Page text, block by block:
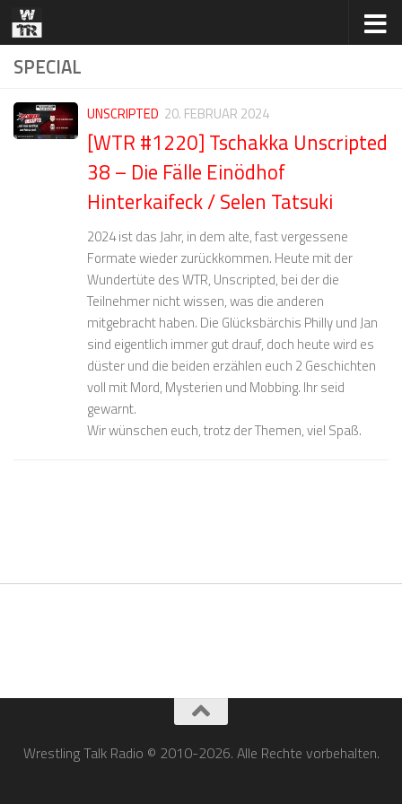
Zum Inhalt springen
SPECIAL
UNSCRIPTED 20. FEBRUAR 2024
[WTR #1220] Tschakka Unscripted
38 – Die Fälle Einödhof
Hinterkaifeck / Selen Tatsuki
2024 ist das Jahr, in dem alte, fast vergessene
Formate wieder zurückkommen. Heute mit der
Wundertüte des WTR, Unscripted, bei der die
Teilnehmer nicht wissen, was die anderen
mitgebracht haben. Die Glücksbärchis Philly und Jan
sind eigentlich immer gut drauf, doch heute wird es
düster und die beiden erzählen euch 2 Geschichten
voll mit Mord, Mysterien und Mobbing. Ihr seid
gewarnt.
Wir wünschen euch, trotz der Themen, viel Spaß.
Wrestling Talk Radio © 2010-2026. Alle Rechte vorbehalten.